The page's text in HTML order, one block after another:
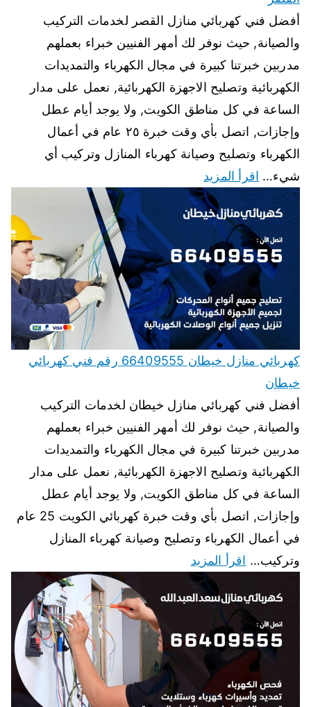
أفضل فني كهربائي منازل القصر لخدمات التركيب
والصيانة, حيث نوفر لك أمهر الفنيين خبراء بعملهم
مدربين خبرتنا كبيرة في مجال الكهرباء والتمديدات
الكهربائية وتصليح الاجهزة الكهربائية, نعمل على مدار
الساعة في كل مناطق الكويت, ولا يوجد أيام عطل
وإجازات, اتصل بأي وقت خبرة ٢٥ عام في أعمال
الكهرباء وتصليح وصيانة كهرباء المنازل وتركيب أي
شيء… اقرأ المزيد
كهربائي منازل خيطان 66409555 رقم فني كهربائي
خيطان
أفضل فني كهربائي منازل خيطان لخدمات التركيب
والصيانة, حيث نوفر لك أمهر الفنيين خبراء بعملهم
مدربين خبرتنا كبيرة في مجال الكهرباء والتمديدات
الكهربائية وتصليح الاجهزة الكهربائية, نعمل على مدار
الساعة في كل مناطق الكويت, ولا يوجد أيام عطل
وإجازات, اتصل بأي وقت خبرة كهربائي الكويت 25 عام
في أعمال الكهرباء وتصليح وصيانة كهرباء المنازل
وتركيب… اقرأ المزيد